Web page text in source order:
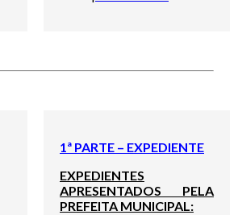
1ª PARTE – EXPEDIENTE
EXPEDIENTES
APRESENTADOS PELA
PREFEITA MUNICIPAL: